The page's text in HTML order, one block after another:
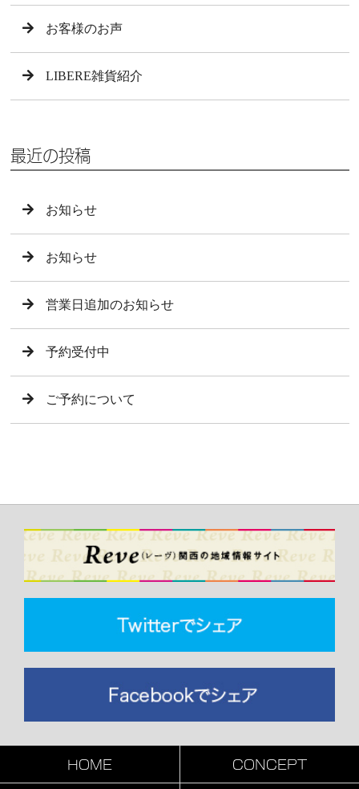
お客様のお声
LIBERE雑貨紹介
最近の投稿
お知らせ
お知らせ
営業日追加のお知らせ
予約受付中
ご予約について
HOME CONCEPT